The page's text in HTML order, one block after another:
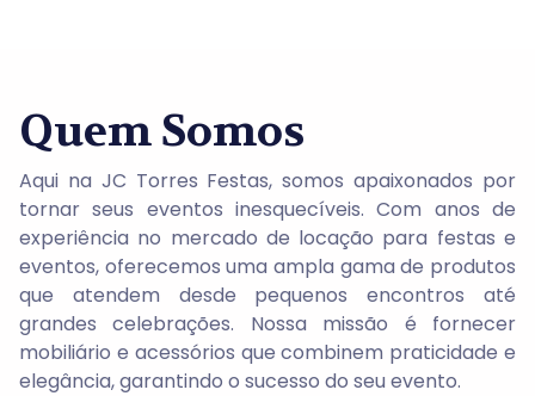
Quem Somos
Aqui na JC Torres Festas, somos apaixonados por
tornar seus eventos inesquecíveis. Com anos de
experiência no mercado de locação para festas e
eventos, oferecemos uma ampla gama de produtos
que atendem desde pequenos encontros até
grandes celebrações. Nossa missão é fornecer
mobiliário e acessórios que combinem praticidade e
elegância, garantindo o sucesso do seu evento.